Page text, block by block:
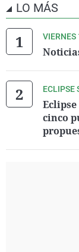
LO MÁS
ECLIPSE
cinco